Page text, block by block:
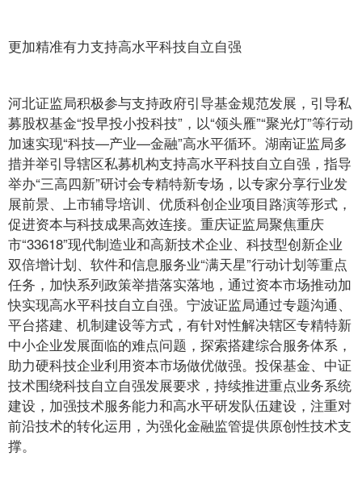
更加精准有力支持高水平科技自立自强
河北证监局积极参与支持政府引导基金规范发展，引导私
募股权基金“投早投小投科技”，以“领头雁”“聚光灯”等行动
加速实现“科技—产业—金融”高水平循环。湖南证监局多
措并举引导辖区私募机构支持高水平科技自立自强，指导
举办“三高四新”研讨会专精特新专场，以专家分享行业发
展前景、上市辅导培训、优质科创企业项目路演等形式，
促进资本与科技成果高效连接。重庆证监局聚焦重庆
市“33618”现代制造业和高新技术企业、科技型创新企业
双倍增计划、软件和信息服务业“满天星”行动计划等重点
任务，加快系列政策举措落实落地，通过资本市场推动加
快实现高水平科技自立自强。宁波证监局通过专题沟通、
平台搭建、机制建设等方式，有针对性解决辖区专精特新
中小企业发展面临的难点问题，探索搭建综合服务体系，
助力硬科技企业利用资本市场做优做强。投保基金、中证
技术围绕科技自立自强发展要求，持续推进重点业务系统
建设，加强技术服务能力和高水平研发队伍建设，注重对
前沿技术的转化运用，为强化金融监管提供原创性技术支
撑。